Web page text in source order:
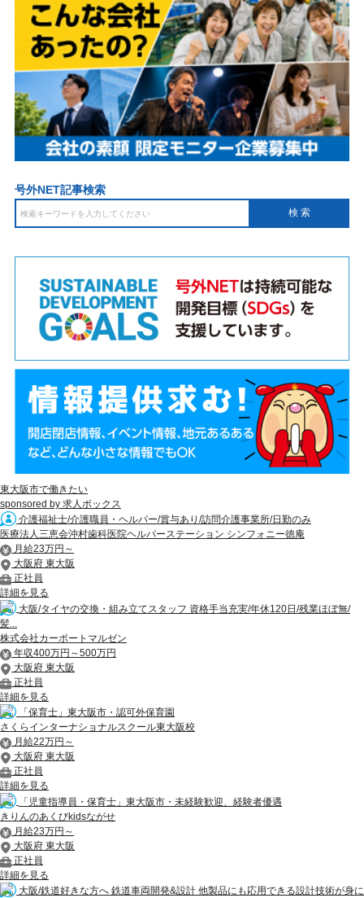
号外NET記事検索
東大阪市で働きたい
sponsored by 求人ボックス
介護福祉士/介護職員・ヘルパー/賞与あり/訪問介護事業所/日勤のみ
医療法人三恵会沖村歯科医院ヘルパーステーション シンフォニー徳庵
月給23万円～
大阪府 東大阪
正社員
詳細を見る
大阪/タイヤの交換・組み立てスタッフ 資格手当充実/年休120日/残業ほぼ無/
髪...
株式会社カーポートマルゼン
年収400万円～500万円
大阪府 東大阪
正社員
詳細を見る
「保育士」東大阪市・認可外保育園
さくらインターナショナルスクール東大阪校
月給22万円～
大阪府 東大阪
正社員
詳細を見る
「児童指導員・保育士」東大阪市・未経験歓迎、経験者優遇
きりんのあくびkidsながせ
月給23万円～
大阪府 東大阪
正社員
詳細を見る
大阪/鉄道好きな方へ 鉄道車両開発&設計 他製品にも応用できる設計技術が身に